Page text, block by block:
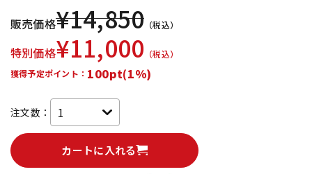
販売価格¥14,850 （税込）
特別価格¥11,000 （税込）
獲得予定ポイント： 100pt(1%)
注文数：
カートに入れる